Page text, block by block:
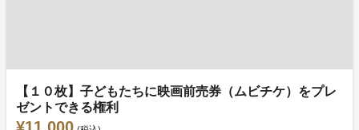
【１０枚】子どもたちに映画前売券（ムビチケ）をプレ
ゼントできる権利